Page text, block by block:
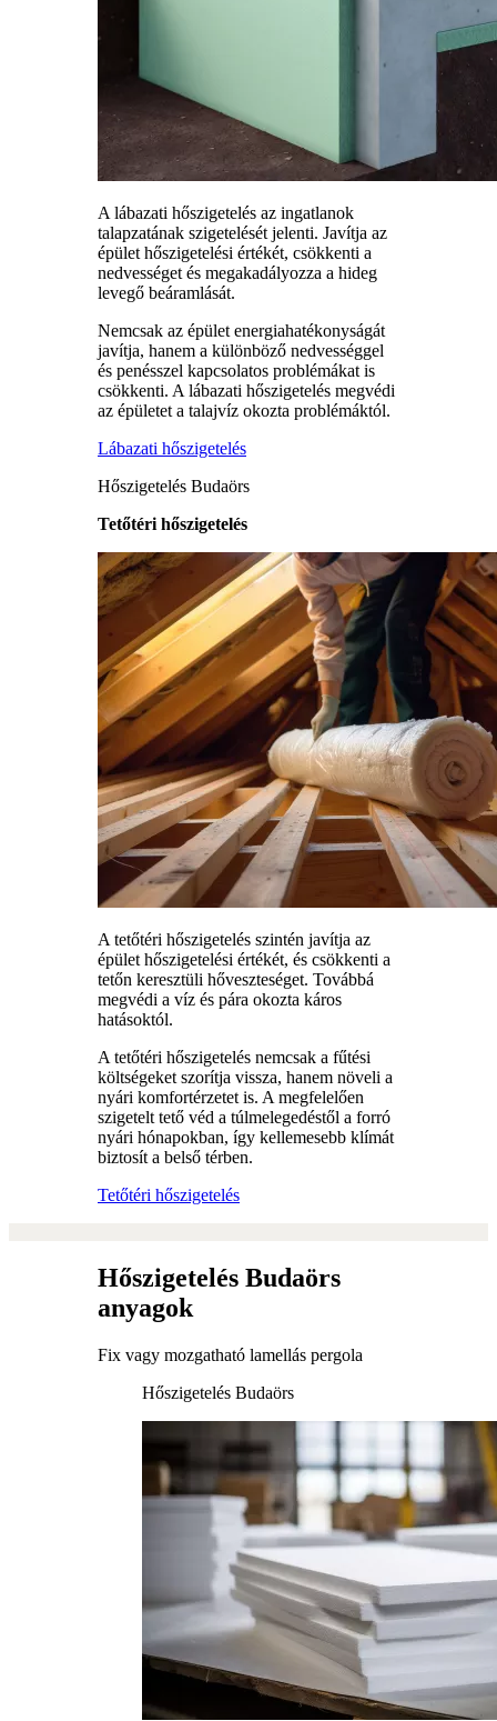
A lábazati hőszigetelés az ingatlanok
talapzatának szigetelését jelenti. Javítja az
épület hőszigetelési értékét, csökkenti a
nedvességet és megakadályozza a hideg
levegő beáramlását.
Nemcsak az épület energiahatékonyságát
javítja, hanem a különböző nedvességgel
és penésszel kapcsolatos problémákat is
csökkenti. A lábazati hőszigetelés megvédi
az épületet a talajvíz okozta problémáktól.
Lábazati hőszigetelés
Hőszigetelés Budaörs
Tetőtéri hőszigetelés
A tetőtéri hőszigetelés szintén javítja az
épület hőszigetelési értékét, és csökkenti a
tetőn keresztüli hőveszteséget. Továbbá
megvédi a víz és pára okozta káros
hatásoktól.
A tetőtéri hőszigetelés nemcsak a fűtési
költségeket szorítja vissza, hanem növeli a
nyári komfortérzetet is. A megfelelően
szigetelt tető véd a túlmelegedéstől a forró
nyári hónapokban, így kellemesebb klímát
biztosít a belső térben.
Tetőtéri hőszigetelés
Hőszigetelés Budaörs
anyagok
Fix vagy mozgatható lamellás pergola
Hőszigetelés Budaörs